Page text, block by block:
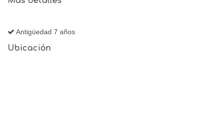
Antigüedad 7 años
Ubicación